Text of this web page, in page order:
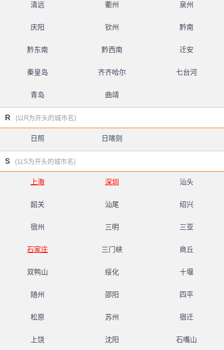
清远 衢州 泉州
庆阳 钦州 黔南
黔东南 黔西南 迁安
秦皇岛 齐齐哈尔 七台河
青岛 曲靖
R (以R为开头的城市名)
日照 日喀则
S (以S为开头的城市名)
上海 深圳 汕头
韶关 汕尾 绍兴
宿州 三明 三亚
石家庄 三门峡 商丘
双鸭山 绥化 十堰
随州 邵阳 四平
松原 苏州 宿迁
上饶 沈阳 石嘴山